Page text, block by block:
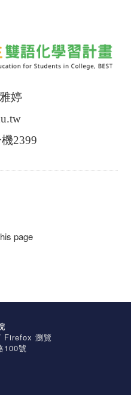
婷
2399
page
Firefox 瀏覽
100號